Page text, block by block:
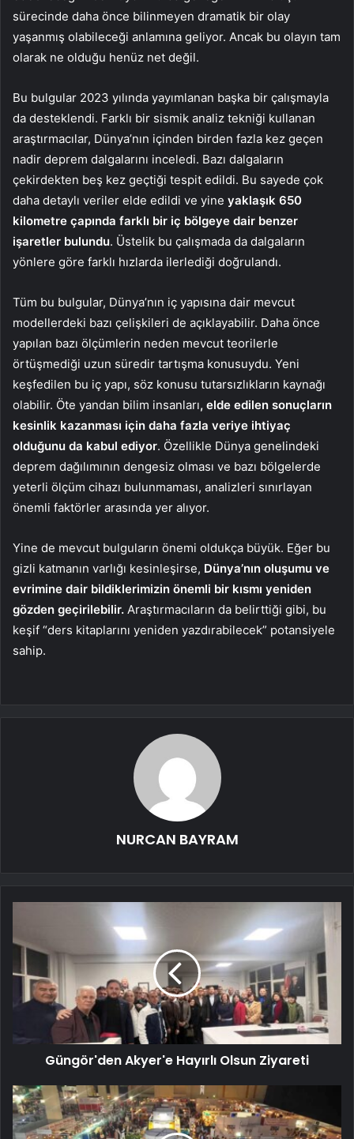
sürecinde daha önce bilinmeyen dramatik bir olay
yaşanmış olabileceği anlamına geliyor. Ancak bu olayın tam
olarak ne olduğu henüz net değil.
Bu bulgular 2023 yılında yayımlanan başka bir çalışmayla
da desteklendi. Farklı bir sismik analiz tekniği kullanan
araştırmacılar, Dünya’nın içinden birden fazla kez geçen
nadir deprem dalgalarını inceledi. Bazı dalgaların
çekirdekten beş kez geçtiği tespit edildi. Bu sayede çok
daha detaylı veriler elde edildi ve yine yaklaşık 650
kilometre çapında farklı bir iç bölgeye dair benzer
işaretler bulundu. Üstelik bu çalışmada da dalgaların
yönlere göre farklı hızlarda ilerlediği doğrulandı.
Tüm bu bulgular, Dünya’nın iç yapısına dair mevcut
modellerdeki bazı çelişkileri de açıklayabilir. Daha önce
yapılan bazı ölçümlerin neden mevcut teorilerle
örtüşmediği uzun süredir tartışma konusuydu. Yeni
keşfedilen bu iç yapı, söz konusu tutarsızlıkların kaynağı
olabilir. Öte yandan bilim insanları, elde edilen sonuçların
kesinlik kazanması için daha fazla veriye ihtiyaç
olduğunu da kabul ediyor. Özellikle Dünya genelindeki
deprem dağılımının dengesiz olması ve bazı bölgelerde
yeterli ölçüm cihazı bulunmaması, analizleri sınırlayan
önemli faktörler arasında yer alıyor.
Yine de mevcut bulguların önemi oldukça büyük. Eğer bu
gizli katmanın varlığı kesinleşirse, Dünya’nın oluşumu ve
evrimine dair bildiklerimizin önemli bir kısmı yeniden
gözden geçirilebilir. Araştırmacıların da belirttiği gibi, bu
keşif “ders kitaplarını yeniden yazdırabilecek” potansiyele
sahip.
NURCAN BAYRAM
Güngör'den Akyer'e Hayırlı Olsun Ziyareti